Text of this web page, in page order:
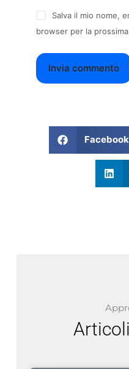
Salva il mio nome,
browser per la
Invia commento
Facebook